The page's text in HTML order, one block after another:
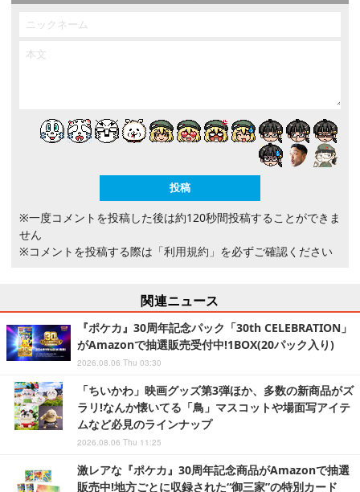
※一度コメントを投稿した後は約120秒間投稿することができま
せん
※コメントを投稿する際は 「利用規約」 を必ずご確認ください
関連ニュース
『ポケカ』30周年記念パック「30th CELEBRATION」
がAmazonで抽選販売受付中!1BOX(20パック入り)
2026.08.06 Thu 03:30
「ちいかわ」映画グッズ第3弾ほか、多数の新商品がズ
ラリ!なんか懐いてる「鳥」マスコットや場面写アイテ
ムなど必見のラインナップ
2026.08.06 Thu 11:25
激レアな『ポケカ』30周年記念商品がAmazonで抽選
販売中!地方ごとに収録された“御三家”の特別カード